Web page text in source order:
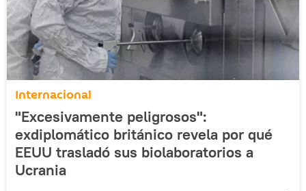
Internacional
"Excesivamente peligrosos":
exdiplomático británico revela por qué
EEUU trasladó sus biolaboratorios a
Ucrania